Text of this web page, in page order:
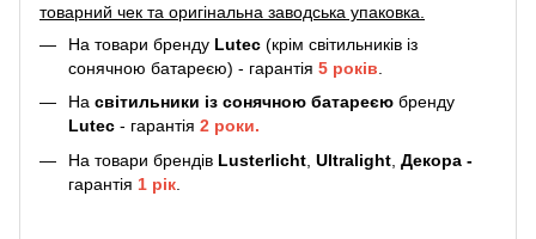
товарний чек та оригінальна заводська упаковка.
На товари бренду Lutec (крім світильників із
сонячною батареєю) - гарантія 5 років
На світильники із сонячною батареєю бренду
Lutec - гарантія 2 роки.
На товари брендів Lusterlicht Ultralight Декора -
гарантія 1 рік